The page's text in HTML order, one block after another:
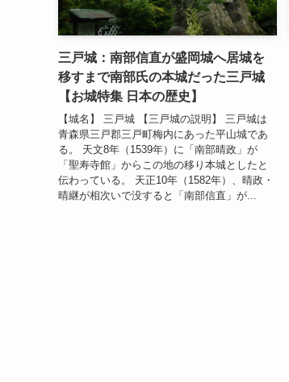
三戸城：南部信直が盛岡城へ居城を
移すまで南部氏の本城だった三戸城
【お城特集 日本の歴史】
【城名】 三戸城 【三戸城の説明】 三戸城は
青森県三戸郡三戸町梅内にあった平山城であ
る。 天文8年（1539年）に「南部晴政」が
「聖寿寺館」からこの地の移り本城としたと
伝わっている。 天正10年（1582年）、晴政・
晴継が相次いで没すると「南部信直」が...